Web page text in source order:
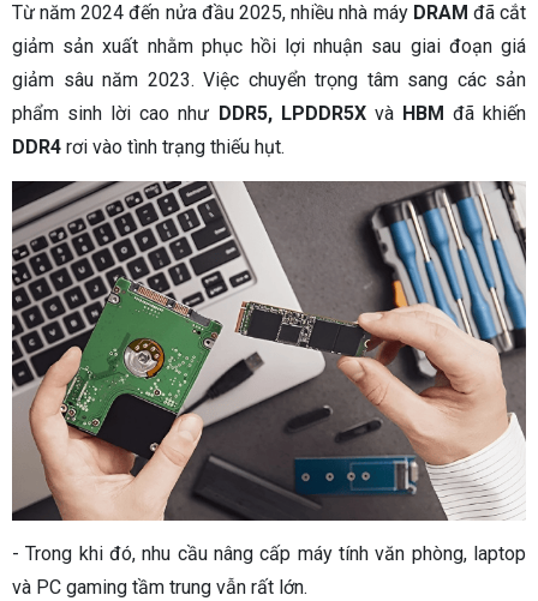
Từ năm 2024 đến nửa đầu 2025, nhiều nhà máyDRAM đã cắt
giảm sản xuất nhằm phục hồi lợi nhuận sau giai đoạn giá
giảm sâu năm 2023. Việc chuyển trọng tâm sang các sản
phẩm sinh lời cao như DDR5, LPDDR5Xvà HBM đã khiến
DDR4 rơi vào tình trạng thiếu hụt.
- Trong khi đó, nhu cầu nâng cấp máy tính văn phòng, laptop
và PC gaming tầm trung vẫn rất lớn.